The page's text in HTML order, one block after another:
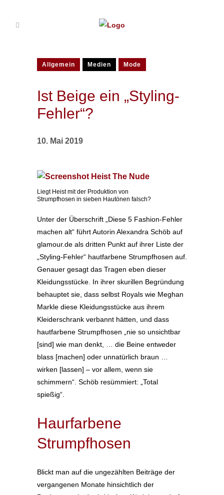
Allgemein Medien Mode
Ist Beige ein „Styling-
Fehler“?
10. Mai 2019
Liegt Heist mit der Produktion von
Strumpfhosen in sieben Hautönen falsch?
Unter der Überschrift „Diese 5 Fashion-Fehler
machen alt“ führt Autorin Alexandra Schöb auf
glamour.de als dritten Punkt auf ihrer Liste der
„Styling-Fehler“ hautfarbene Strumpfhosen auf.
Genauer gesagt das Tragen eben dieser
Kleidungsstücke. In ihrer skurillen Begründung
behauptet sie, dass selbst Royals wie Meghan
Markle diese Kleidungsstücke aus ihrem
Kleiderschrank verbannt hätten, und dass
hautfarbene Strumpfhosen „nie so unsichtbar
[sind] wie man denkt, … die Beine entweder
blass [machen] oder unnatürlich braun …
wirken [lassen] – vor allem, wenn sie
schimmern“. Schöb resümmiert: „Total
spießig“.
Haurfarbene
Strumpfhosen
Blickt man auf die ungezählten Beiträge der
vergangenen Monate hinsichtlich der